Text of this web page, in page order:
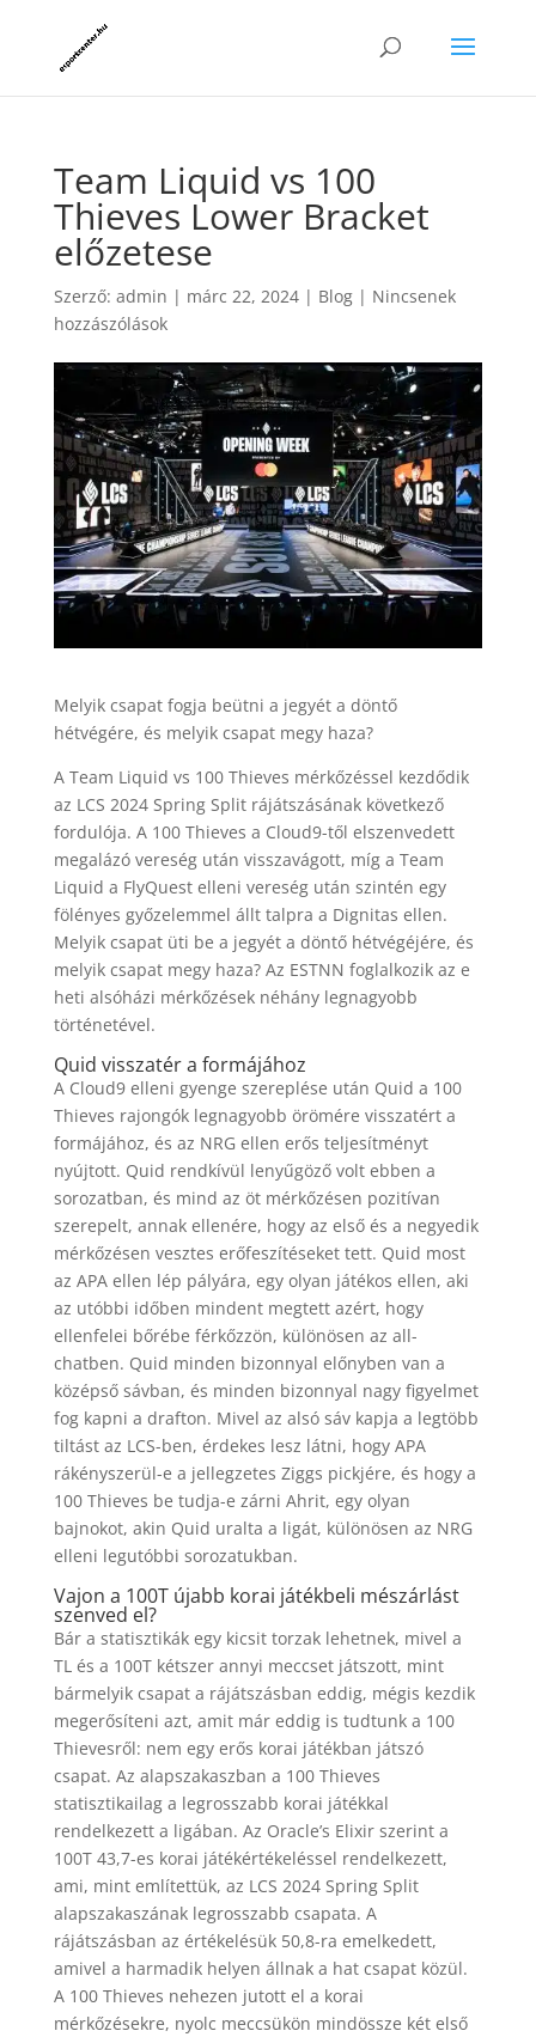
Team Liquid vs 100
Thieves Lower Bracket
előzetese
Szerző: admin | márc 22, 2024| Blog| Nincsenek
hozzászólások
Melyik csapat fogja beütni a jegyét a döntő
hétvégére, és melyik csapat megy haza?
A Team Liquid vs 100 Thieves mérkőzéssel kezdődik
az LCS 2024 Spring Split rájátszásának következő
fordulója. A 100 Thieves a Cloud9-től elszenvedett
megalázó vereség után visszavágott, míg a Team
Liquid a FlyQuest elleni vereség után szintén egy
fölényes győzelemmel állt talpra a Dignitas ellen.
Melyik csapat üti be a jegyét a döntő hétvégéjére, és
melyik csapat megy haza? Az ESTNN foglalkozik az e
heti alsóházi mérkőzések néhány legnagyobb
történetével.
Quid visszatér a formájához
A Cloud9 elleni gyenge szereplése után Quid a 100
Thieves rajongók legnagyobb örömére visszatért a
formájához, és az NRG ellen erős teljesítményt
nyújtott. Quid rendkívül lenyűgöző volt ebben a
sorozatban, és mind az öt mérkőzésen pozitívan
szerepelt, annak ellenére, hogy az első és a negyedik
mérkőzésen vesztes erőfeszítéseket tett. Quid most
az APA ellen lép pályára, egy olyan játékos ellen, aki
az utóbbi időben mindent megtett azért, hogy
ellenfelei bőrébe férkőzzön, különösen az all-
chatben. Quid minden bizonnyal előnyben van a
középső sávban, és minden bizonnyal nagy figyelmet
fog kapni a drafton. Mivel az alsó sáv kapja a legtöbb
tiltást az LCS-ben, érdekes lesz látni, hogy APA
rákényszerül-e a jellegzetes Ziggs pickjére, és hogy a
100 Thieves be tudja-e zárni Ahrit, egy olyan
bajnokot, akin Quid uralta a ligát, különösen az NRG
elleni legutóbbi sorozatukban.
Vajon a 100T újabb korai játékbeli mészárlást
szenved el?
Bár a statisztikák egy kicsit torzak lehetnek, mivel a
TL és a 100T kétszer annyi meccset játszott, mint
bármelyik csapat a rájátszásban eddig, mégis kezdik
megerősíteni azt, amit már eddig is tudtunk a 100
Thievesről: nem egy erős korai játékban játszó
csapat. Az alapszakaszban a 100 Thieves
statisztikailag a legrosszabb korai játékkal
rendelkezett a ligában. Az Oracle’s Elixir szerint a
100T 43,7-es korai játékértékeléssel rendelkezett,
ami, mint említettük, az LCS 2024 Spring Split
alapszakaszának legrosszabb csapata. A
rájátszásban az értékelésük 50,8-ra emelkedett,
amivel a harmadik helyen állnak a hat csapat közül.
A 100 Thieves nehezen jutott el a korai
mérkőzésekre, nyolc meccsükön mindössze két első